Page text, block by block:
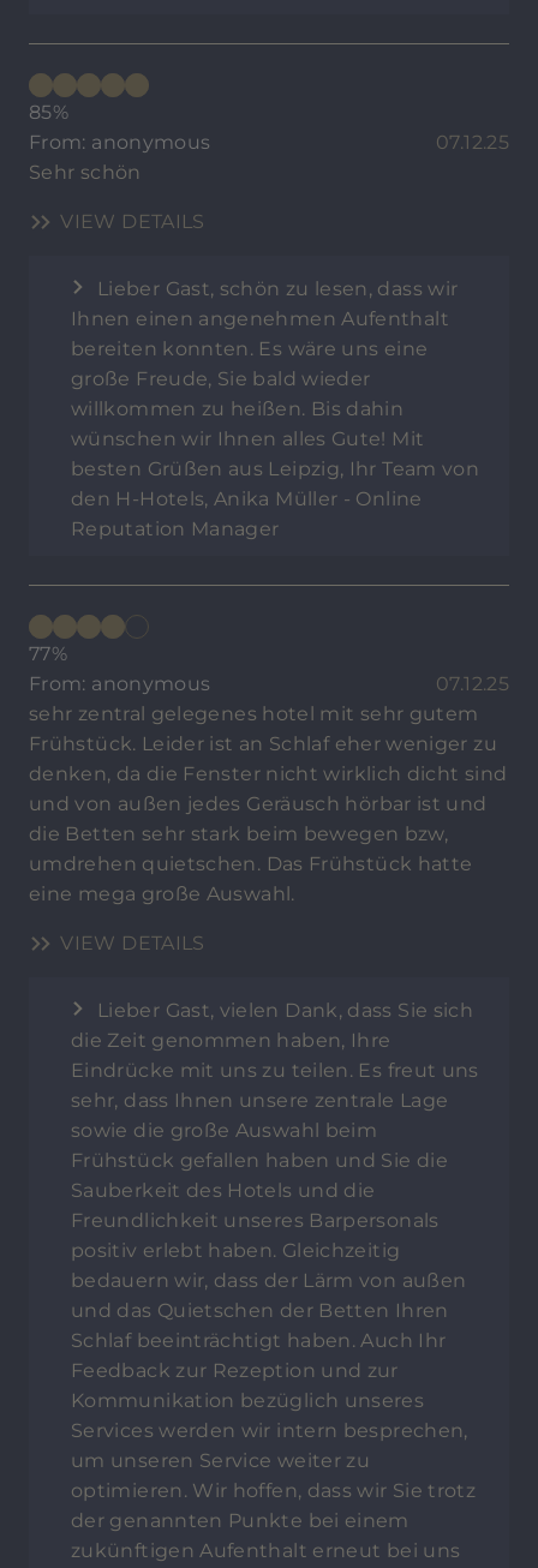
85%
From: anonymous
07.12.25
Sehr schön
VIEW DETAILS
Lieber Gast, schön zu lesen, dass wir
Ihnen einen angenehmen Aufenthalt
bereiten konnten. Es wäre uns eine
große Freude, Sie bald wieder
willkommen zu heißen. Bis dahin
wünschen wir Ihnen alles Gute! Mit
besten Grüßen aus Leipzig, Ihr Team von
den H-Hotels, Anika Müller - Online
Reputation Manager
77%
From: anonymous
07.12.25
sehr zentral gelegenes hotel mit sehr gutem
Frühstück. Leider ist an Schlaf eher weniger zu
denken, da die Fenster nicht wirklich dicht sind
und von außen jedes Geräusch hörbar ist und
die Betten sehr stark beim bewegen bzw,
umdrehen quietschen. Das Frühstück hatte
eine mega große Auswahl.
VIEW DETAILS
Lieber Gast, vielen Dank, dass Sie sich
die Zeit genommen haben, Ihre
Eindrücke mit uns zu teilen. Es freut uns
sehr, dass Ihnen unsere zentrale Lage
sowie die große Auswahl beim
Frühstück gefallen haben und Sie die
Sauberkeit des Hotels und die
Freundlichkeit unseres Barpersonals
positiv erlebt haben. Gleichzeitig
bedauern wir, dass der Lärm von außen
und das Quietschen der Betten Ihren
Schlaf beeinträchtigt haben. Auch Ihr
Feedback zur Rezeption und zur
Kommunikation bezüglich unseres
Services werden wir intern besprechen,
um unseren Service weiter zu
optimieren. Wir hoffen, dass wir Sie trotz
der genannten Punkte bei einem
zukünftigen Aufenthalt erneut bei uns